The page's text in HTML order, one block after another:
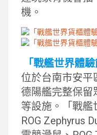
機。
「戰艦世界體驗
位於台南市安平
德陽艦完整保留
等設施。「戰艦
ROG Zephyrus